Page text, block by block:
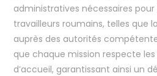
administratives nécessaires
travailleurs roumains, telles que
auprès des autorités
que chaque mission respecte
d’accueil, garantissant ainsi un